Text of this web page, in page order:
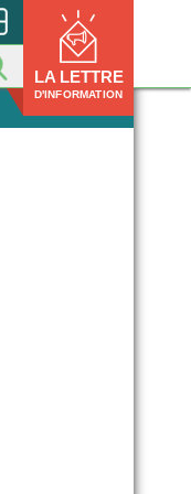
LA LETTRE
D'INFORMATION